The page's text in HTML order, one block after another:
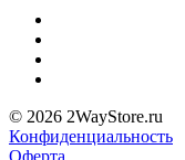
© 2026 2WayStore.ru
Конфиденциальность
Оферта